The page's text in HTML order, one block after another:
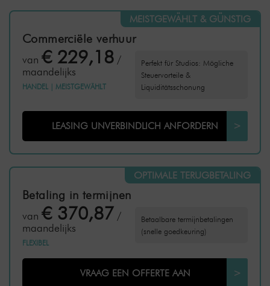
MEISTGEWÄHLT & GÜNSTIG
Commerciële verhuur
Perfekt für Studios: Mögliche
Steuervorteile &
Liquiditätsschonung
van € 229,18 /
maandelijks
HANDEL MEISTGEWÄHLT
LEASING UNVERBINDLICH ANFORDERN >
OPTIMALE TERUGBETALING
Betaling in termijnen
Betaalbare termijnbetalingen
(snelle goedkeuring)
van € 370,87 /
maandelijks
FLEXIBEL
VRAAG EEN OFFERTE AAN >